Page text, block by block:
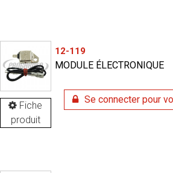
Fiche
produit
12-119
MODULE ÉLECTRONIQUE
Se connecter pour